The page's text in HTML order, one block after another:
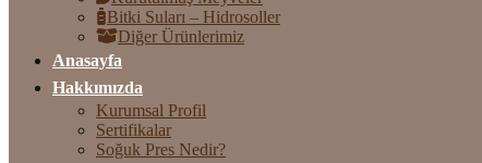
Bitki Suları – Hidrosoller
Diğer Ürünlerimiz
Anasayfa
Hakkımızda
Kurumsal Profil
Sertifikalar
Soğuk Pres Nedir?